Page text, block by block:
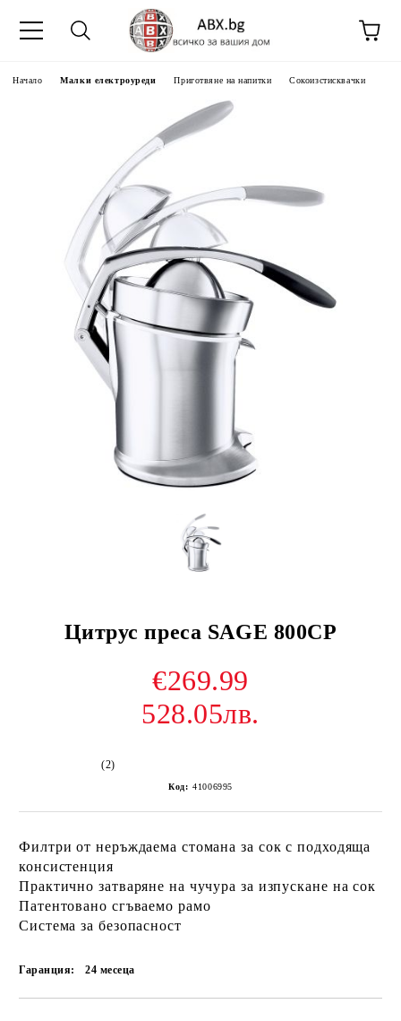
Начало Малки електроуреди Приготвяне на напитки Сокоизстисквачки
Цитрус преса SAGE 800CP
€269.99
528.05лв.
(2)
Код: 41006995
Филтри от неръждаема стомана за сок с подходяща
консистенция
Практично затваряне на чучура за изпускане на сок
Патентовано сгъваемо рамо
Система за безопасност
Гаранция: 24 месеца